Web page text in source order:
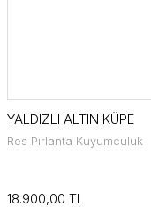
YALDIZLI ALTIN KÜPE
Res Pırlanta Kuyumculuk
18.900,00 TL